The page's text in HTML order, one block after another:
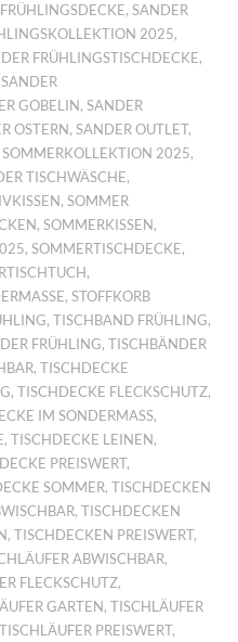
,SANDER
2025,
FRÜHLINGSTISCHDECKE,
SANDER
GOBELIN ,SANDER
OSTERN ,SANDER OUTLET,
SOMMERKOLLEKTION 2025,
TISCHWÄSCHE,
,SOMMER
,SOMMERKISSEN ,
,SOMMERTISCHDECKE,
,
,STOFFKORB
,TISCHBAND FRÜHLING,
FRÜHLING,TISCHBÄNDER
,TISCHDECKE
,TISCHDECKE FLECKSCHUTZ,
IM SONDERMASS ,
,TISCHDECKE LEINEN ,
PREISWERT,
SOMMER,TISCHDECKEN
,TISCHDECKEN
,TISCHDECKEN PREISWERT,
ABWISCHBAR,
FLECKSCHUTZ,
GARTEN ,TISCHLÄUFER
TISCHLÄUFER PREISWERT,